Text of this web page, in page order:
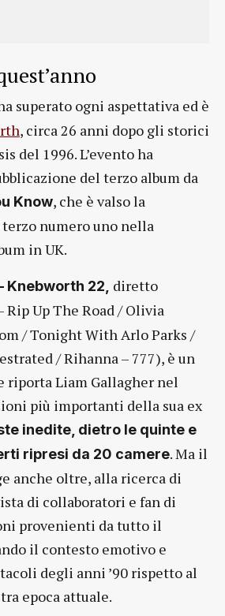
superato ogni aspettativa ed è
, circa 26 anni dopo gli storici
del 1996. L’evento ha
del terzo album da
Know, che è valso la
numero uno nella
in UK.
Knebworth 22, diretto
Rip Up The Road / Olivia
/ Tonight With Arlo Parks /
/ Rihanna – 777), è un
riporta Liam Gallagher nel
più importanti della sua ex
inedite, dietro le quinte e
ripresi da 20 camere. Ma il
anche oltre, alla ricerca di
di collaboratori e fan di
provenienti da tutto il
il contesto emotivo e
degli anni ’90 rispetto al
epoca attuale.